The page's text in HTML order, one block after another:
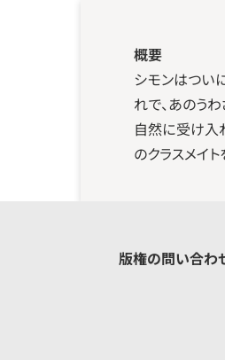
概要
シモンはつい
れで、あのう
自然に受け入
のクラスメイ
版権の問い合わ